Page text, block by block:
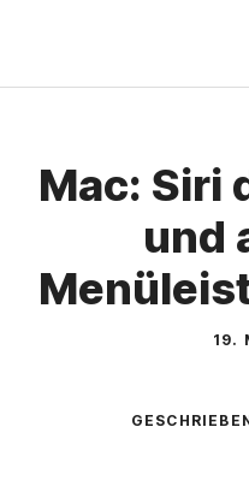
springen
Mac: Siri
und
19.